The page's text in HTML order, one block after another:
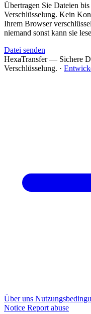
Übertragen Sie Dateien
Verschlüsselung. Kein
Ihrem Browser
niemand sonst kann sie
Datei senden
HexaTransfer — Sichere
Verschlüsselung. ·
Über uns
Notice Report abuse